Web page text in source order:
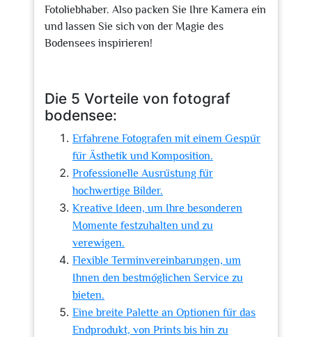
Fotoliebhaber. Also packen Sie Ihre Kamera ein
und lassen Sie sich von der Magie des
Bodensees inspirieren!
Die 5 Vorteile von fotograf
bodensee:
Erfahrene Fotografen mit einem Gespür
für Ästhetik und Komposition.
Professionelle Ausrüstung für
hochwertige Bilder.
Kreative Ideen, um Ihre besonderen
Momente festzuhalten und zu
verewigen.
Flexible Terminvereinbarungen, um
Ihnen den bestmöglichen Service zu
bieten.
Eine breite Palette an Optionen für das
Endprodukt, von Prints bis hin zu